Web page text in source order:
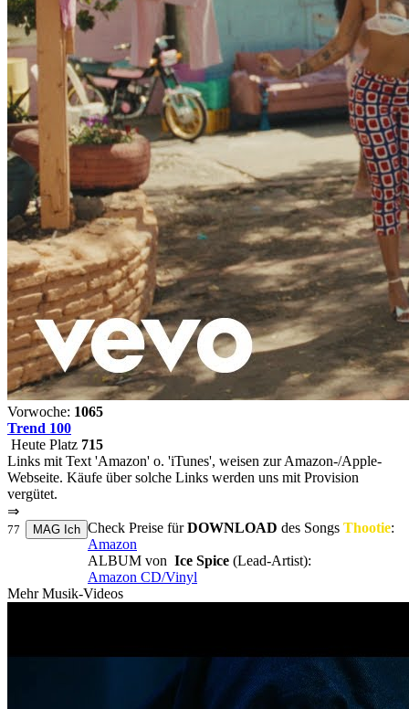
Vorwoche: 1065
Trend 100
Heute Platz 715
Links mit Text 'Amazon' o. 'iTunes', weisen zur Amazon-/Apple-
Webseite. Käufe über solche Links werden uns mit Provision
vergütet.
⇒
77 Check Preise fürDOWNLOAD des Songs Thootie:
Amazon
ALBUM von Ice Spice (Lead-Artist):
Amazon CD/Vinyl
Mehr Musik-Videos